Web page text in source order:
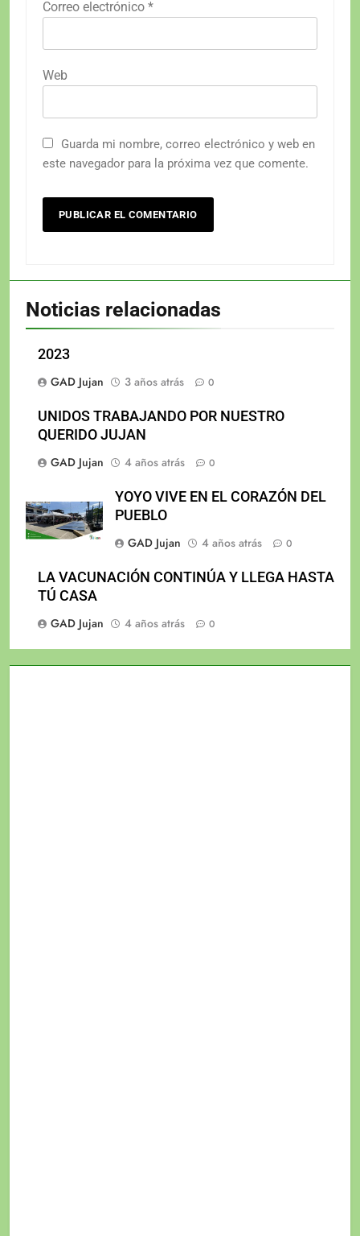
Correo electrónico *
Web
Guarda mi nombre, correo electrónico y web en
este navegador para la próxima vez que comente.
Noticias relacionadas
2023
GAD Jujan
3 años atrás 0
UNIDOS TRABAJANDO POR NUESTRO
QUERIDO JUJAN
GAD Jujan
4 años atrás 0
YOYO VIVE EN EL CORAZÓN DEL
PUEBLO
GAD Jujan
4 años atrás 0
LA VACUNACIÓN CONTINÚA Y LLEGA HASTA
TÚ CASA
GAD Jujan
4 años atrás 0